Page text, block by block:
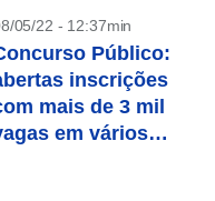
05/22 - 12:37min
Público:
inscrições
mais de 3 mil
em vários